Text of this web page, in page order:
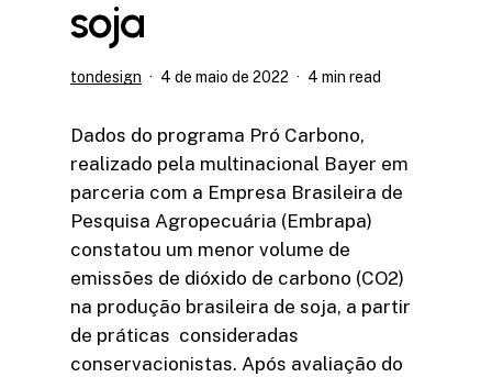
soja
tondesign 4 de maio de 2022 4 min read
Dados do programa Pró Carbono,
realizado pela multinacional Bayer em
parceria com a Empresa Brasileira de
Pesquisa Agropecuária (Embrapa)
constatou um menor volume de
emissões de dióxido de carbono (CO2)
na produção brasileira de soja, a partir
de práticas consideradas
conservacionistas. Após avaliação do